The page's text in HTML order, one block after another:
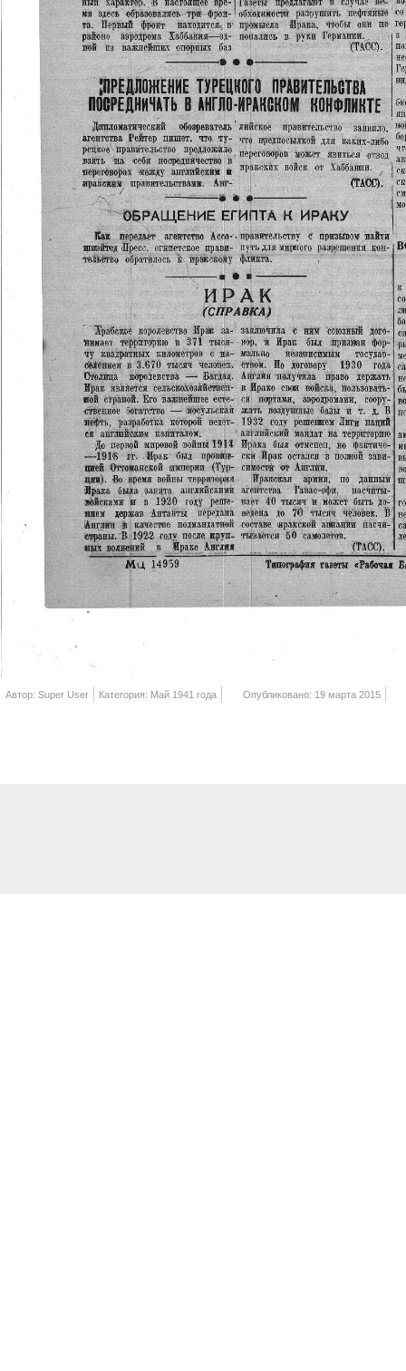
Автор: Super User Категория: Май 1941 года Опубликовано: 19 марта 2015